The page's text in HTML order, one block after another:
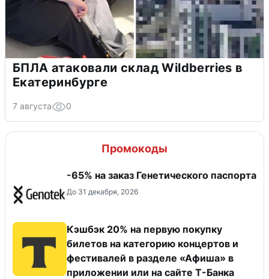
БПЛА атаковали склад Wildberries в
Екатеринбурге
7 августа 0
Промокоды
-65% на заказ Генетического паспорта
До 31 декабря, 2026
Кэшбэк 20% на первую покупку
билетов на категорию концертов и
фестивалей в разделе «Афиша» в
приложении или на сайте Т-Банка